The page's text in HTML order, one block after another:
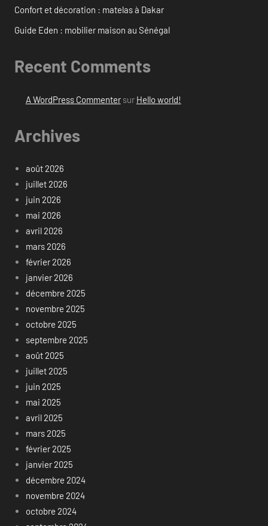
Confort et décoration : matelas à Dakar
Guide Eden : mobilier maison au Sénégal
Recent Comments
A WordPress Commentersur Hello world!
Archives
août 2026
juillet 2026
juin 2026
mai 2026
avril 2026
mars 2026
février 2026
janvier 2026
décembre 2025
novembre 2025
octobre 2025
septembre 2025
août 2025
juillet 2025
juin 2025
mai 2025
avril 2025
mars 2025
février 2025
janvier 2025
décembre 2024
novembre 2024
octobre 2024